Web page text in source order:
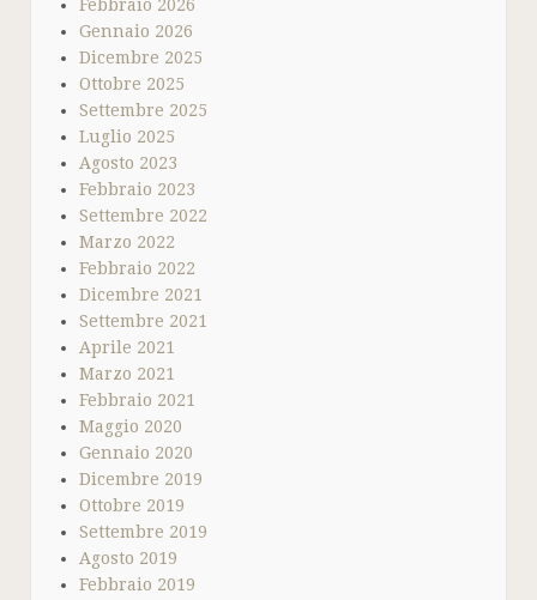
Febbraio 2026
Gennaio 2026
Dicembre 2025
Ottobre 2025
Settembre 2025
Luglio 2025
Agosto 2023
Febbraio 2023
Settembre 2022
Marzo 2022
Febbraio 2022
Dicembre 2021
Settembre 2021
Aprile 2021
Marzo 2021
Febbraio 2021
Maggio 2020
Gennaio 2020
Dicembre 2019
Ottobre 2019
Settembre 2019
Agosto 2019
Febbraio 2019